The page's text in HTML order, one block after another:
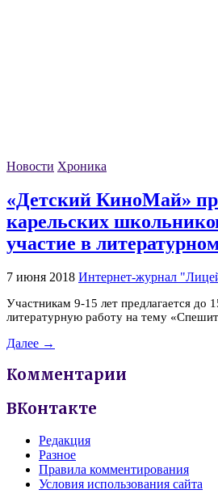
Новости Хроника
«Детский КиноМай»
карельских
участие в
7 июня 2018 Интернет-журнал
Участникам 9-15 лет предлагается до
литературную работу на тему
Далее →
Комментарии
ВКонтакте
Редакция
Разное
Правила комментирования
Условия использования сайта